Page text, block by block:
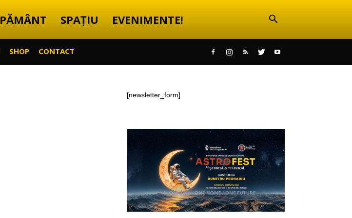
PĂMÂNT SPAȚIU EVENIMENTE!
SHOP CONTACT
[newsletter_form]